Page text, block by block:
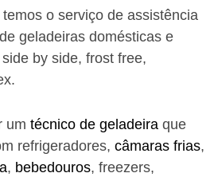
o serviço de assistência
geladeiras domésticas e
by side, frost free,
um técnico de geladeira que
refrigeradores, câmaras frias,
, bebedouros, freezers,